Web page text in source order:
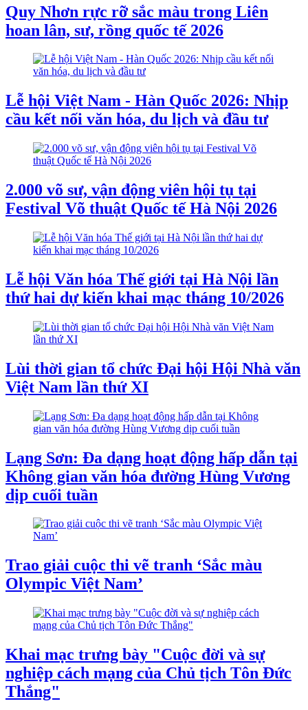
Quy Nhơn rực rỡ sắc màu trong Liên
hoan lân, sư, rồng quốc tế 2026
Lễ hội Việt Nam - Hàn Quốc 2026: Nhịp
cầu kết nối văn hóa, du lịch và đầu tư
2.000 võ sư, vận động viên hội tụ tại
Festival Võ thuật Quốc tế Hà Nội 2026
Lễ hội Văn hóa Thế giới tại Hà Nội lần
thứ hai dự kiến khai mạc tháng 10/2026
Lùi thời gian tổ chức Đại hội Hội Nhà văn
Việt Nam lần thứ XI
Lạng Sơn: Đa dạng hoạt động hấp dẫn tại
Không gian văn hóa đường Hùng Vương
dịp cuối tuần
Trao giải cuộc thi vẽ tranh ‘Sắc màu
Olympic Việt Nam’
Khai mạc trưng bày "Cuộc đời và sự
nghiệp cách mạng của Chủ tịch Tôn Đức
Thắng"